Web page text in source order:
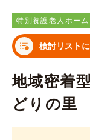
特別養護老人ホーム
検討リスト
地域密着
どりの里